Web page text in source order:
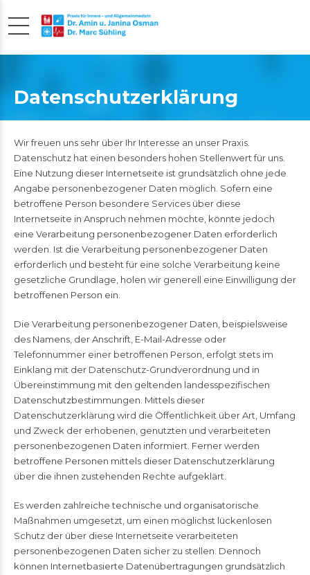
Datenschutzerklärung
Wir freuen uns sehr über Ihr Interesse an unser Praxis.
Datenschutz hat einen besonders hohen Stellenwert für uns.
Eine Nutzung dieser Internetseite ist grundsätzlich ohne jede
Angabe personenbezogener Daten möglich. Sofern eine
betroffene Person besondere Services über diese
Internetseite in Anspruch nehmen möchte, könnte jedoch
eine Verarbeitung personenbezogener Daten erforderlich
werden. Ist die Verarbeitung personenbezogener Daten
erforderlich und besteht für eine solche Verarbeitung keine
gesetzliche Grundlage, holen wir generell eine Einwilligung der
betroffenen Person ein.
Die Verarbeitung personenbezogener Daten, beispielsweise
des Namens, der Anschrift, E-Mail-Adresse oder
Telefonnummer einer betroffenen Person, erfolgt stets im
Einklang mit der Datenschutz-Grundverordnung und in
Übereinstimmung mit den geltenden landesspezifischen
Datenschutzbestimmungen. Mittels dieser
Datenschutzerklärung wird die Öffentlichkeit über Art, Umfang
und Zweck der erhobenen, genutzten und verarbeiteten
personenbezogenen Daten informiert. Ferner werden
betroffene Personen mittels dieser Datenschutzerklärung
über die ihnen zustehenden Rechte aufgeklärt.
Es werden zahlreiche technische und organisatorische
Maßnahmen umgesetzt, um einen möglichst lückenlosen
Schutz der über diese Internetseite verarbeiteten
personenbezogenen Daten sicher zu stellen. Dennoch
können Internetbasierte Datenübertragungen grundsätzlich